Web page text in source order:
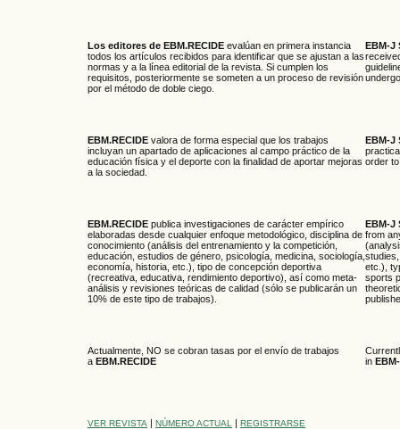
Los editores de EBM.RECIDE evalúan en primera instancia
todos los artículos recibidos para identificar que se ajustan a las
normas y a la línea editorial de la revista. Si cumplen los
requisitos, posteriormente se someten a un proceso de revisión
por el método de doble ciego.
EBM-J
EBM.RECIDE valora de forma especial que los trabajos
incluyan un apartado de aplicaciones al campo práctico de la
educación física y el deporte con la finalidad de aportar mejoras
a la sociedad.
EBM-J
order
EBM.RECIDE publica investigaciones de carácter empírico
elaboradas desde cualquier enfoque metodológico, disciplina de
conocimiento (análisis del entrenamiento y la competición,
educación, estudios de género, psicología, medicina, sociología,
economía, historia, etc.), tipo de concepción deportiva
(recreativa, educativa, rendimiento deportivo), así como meta-
análisis y revisiones teóricas de calidad (sólo se publicarán un
10% de este tipo de trabajos).
EBM-J
from
etc.),
sports
Actualmente, NO se cobran tasas por el envío de trabajos
a EBM.RECIDE
in
VER REVISTA | NÚMERO ACTUAL | REGISTRARSE